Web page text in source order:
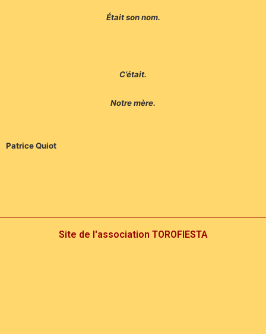
Était son nom.
C’était.
Notre mère.
Patrice Quiot
Site de l'association TOROFIESTA